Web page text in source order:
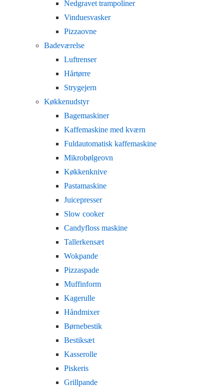
Nedgravet trampoliner
Vinduesvasker
Pizzaovne
Badeværelse
Luftrenser
Hårtørre
Strygejern
Køkkenudstyr
Bagemaskiner
Kaffemaskine med kværn
Fuldautomatisk kaffemaskine
Mikrobølgeovn
Køkkenknive
Pastamaskine
Juicepresser
Slow cooker
Candyfloss maskine
Tallerkensæt
Wokpande
Pizzaspade
Muffinform
Kagerulle
Håndmixer
Børnebestik
Bestiksæt
Kasserolle
Piskeris
Grillpande